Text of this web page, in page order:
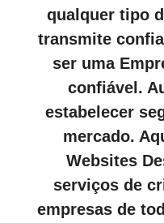
qualquer tipo
transmite
ser uma
confiável.
estabelecer
mercado.
Websites
serviços de
empresas de